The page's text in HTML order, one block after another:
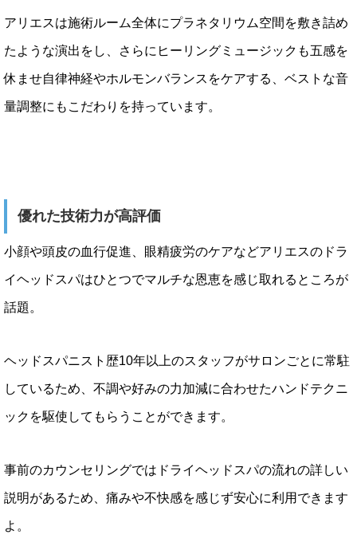
アリエスは施術ルーム全体にプラネタリウム空間を敷き詰め
たような演出をし、さらにヒーリングミュージックも五感を
休ませ自律神経やホルモンバランスをケアする、ベストな音
量調整にもこだわりを持っています。
優れた技術力が高評価
小顔や頭皮の血行促進、眼精疲労のケアなどアリエスのドラ
イヘッドスパはひとつでマルチな恩恵を感じ取れるところが
話題。
ヘッドスパニスト歴10年以上のスタッフがサロンごとに常駐
しているため、不調や好みの力加減に合わせたハンドテクニ
ックを駆使してもらうことができます。
事前のカウンセリングではドライヘッドスパの流れの詳しい
説明があるため、痛みや不快感を感じず安心に利用できます
よ。